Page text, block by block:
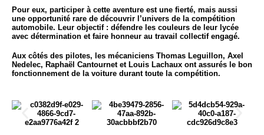
Pour eux, participer à cette aventure est une fierté, mais aussi
une opportunité rare de découvrir l’univers de la compétition
automobile. Leur objectif : défendre les couleurs de leur lycée
avec détermination et faire honneur au travail collectif engagé.
Aux côtés des pilotes, les mécaniciens Thomas Leguillon, Axel
Nedelec, Raphaël Cantournet et Louis Lachaux ont assurés le bon
fonctionnement de la voiture durant toute la compétition.